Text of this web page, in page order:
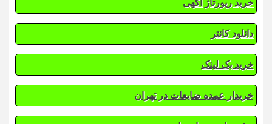
خرید رپورتاژ آگهی
دانلود کانتر
خرید بک لینک
خریدار عمده ضایعات در تهران